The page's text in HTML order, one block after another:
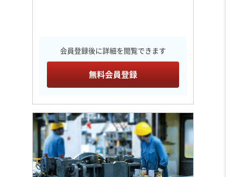
会員登録後に詳細を閲覧できます
無料会員登録